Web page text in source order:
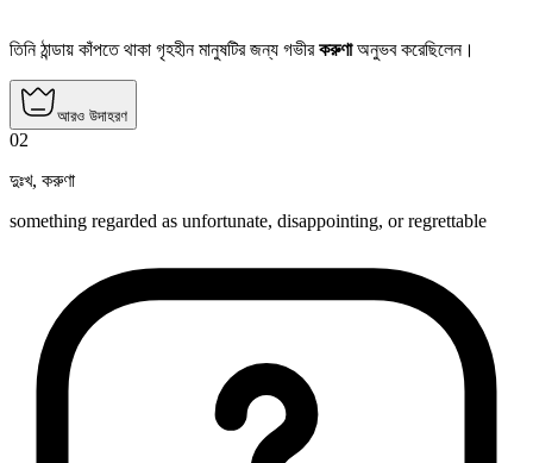
তিনি ঠান্ডায় কাঁপতে থাকা গৃহহীন মানুষটির জন্য গভীরকরুণাঅনুভব করেছিলেন।
আরও উদাহরণ
02
দুঃখ, করুণা
something regarded as unfortunate, disappointing, or regrettable